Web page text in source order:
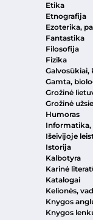
Etika
Etnografija
Ezoterika,
Fantastika
Filosofija
Fizika
Galvosūkiai,
Gamta,
Grožinė
Grožinė
Humoras
Išeivijoje
Istorija
Kalbotyra
Karinė
Katalogai
Kelionės,
Knygos
Knygos